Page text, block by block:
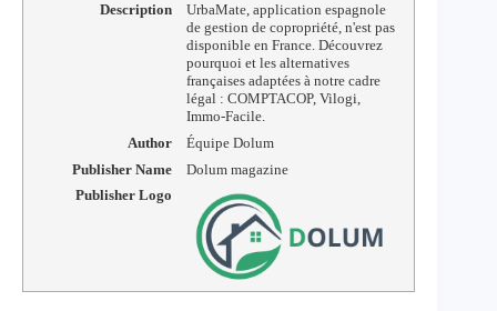
Description
UrbaMate, application espagnole
de gestion de copropriété, n'est pas
disponible en France. Découvrez
pourquoi et les alternatives
françaises adaptées à notre cadre
légal : COMPTACOP, Vilogi,
Immo-Facile.
Author
Équipe Dolum
Publisher Name
Dolum magazine
Publisher Logo